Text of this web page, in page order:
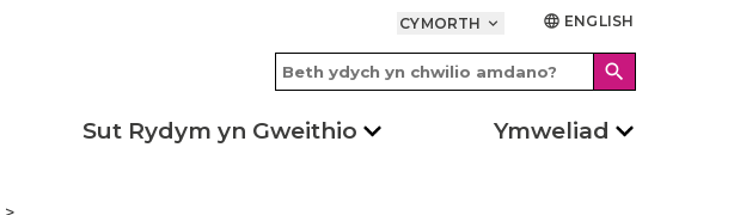
CYMORTH keyboard_arrow_down language ENGLISH
search
Sut Rydym yn Gweithio Ymweliad